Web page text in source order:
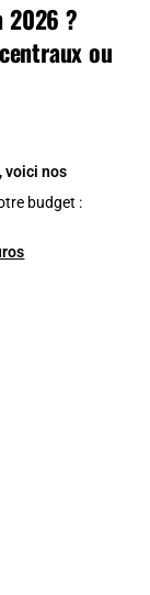
2026 ?
ou
voici nos
budget :